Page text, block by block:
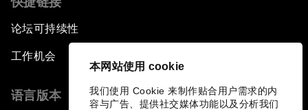
本网站使用 cookie
我们使用 Cookie 来制作贴合用户需求的内
容与广告、提供社交媒体功能以及分析我们
论坛可持续性
工作机会
语言版本